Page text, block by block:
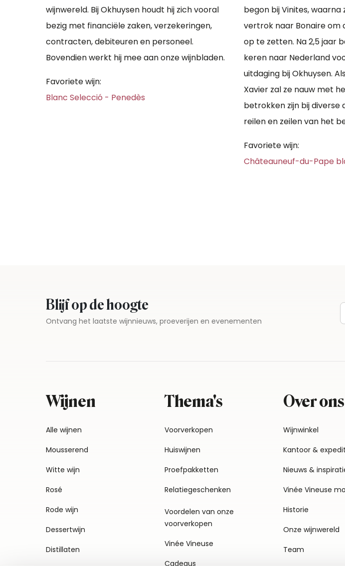
wijnwereld. Bij Okhuysen houdt hij zich vooral
bezig met financiële zaken, verzekeringen,
contracten, debiteuren en personeel.
Bovendien werkt hij mee aan onze wijnbladen.
Favoriete wijn:
Blanc Selecció - Penedès
begon bij Vinites,
vertrok naar Bonaire om
op te zetten. Na 2,5 jaar
keren naar Nederland
uitdaging bij Okhuysen.
Xavier zal ze nauw met
betrokken zijn bij diverse
reilen en zeilen van het
Favoriete wijn:
Châteauneuf-du-Pape
Blijf op de hoogte
Ontvang het laatste wijnnieuws, proeverijen en evenementen
Wijnen
Alle wijnen
Mousserend
Witte wijn
Rosé
Rode wijn
Dessertwijn
Distillaten
Thema's
Voorverkopen
Huiswijnen
Proefpakketten
Relatiegeschenken
Voordelen van onze
voorverkopen
Vinée Vineuse
Cadeaus
Over ons
Wijnwinkel
Kantoor &
Nieuws &
Vinée Vineuse
Historie
Onze wijnwereld
Team